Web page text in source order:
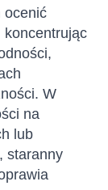
ocenić
koncentrując
W
na
lub
staranny